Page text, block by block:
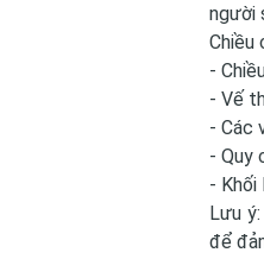
người
Chiều
-
- Vế
- Các
- Quy
- Khối
Lưu
để